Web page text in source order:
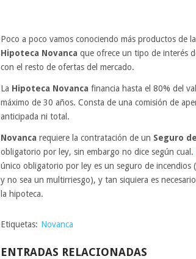
Poco a poco vamos conociendo más productos de
Hipoteca Novanca que ofrece un tipo de interés
con el resto de ofertas del mercado.
La Hipoteca Novanca financia hasta el 80% del
máximo de 30 años. Consta de una comisión de
anticipada ni total.
Novanca requiere la contratación de un Seguro
obligatorio por ley, sin embargo no dice según cual.
único obligatorio por ley es un seguro de incendios
y no sea un multirriesgo), y tan siquiera es
la hipoteca.
Etiquetas: Novanca
ENTRADAS RELACIONADAS